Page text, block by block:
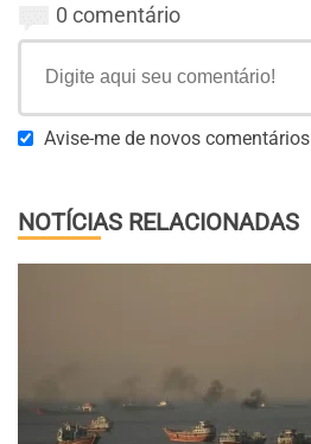
0 comentário
Avise-me de novos comentários
NOTÍCIAS RELACIONADAS